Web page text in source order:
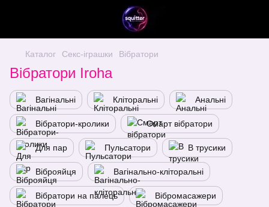
Каталог Секс-іграшки Вібратори
Вібратори Iroha
Вагінальні Кліторальні Анальні
Вібратори-кролики Смарт вібратори
Для пар Пульсатори В трусики
Віброяйця Вагінально-кліторальні
Вібратори на палець Вібромасажери